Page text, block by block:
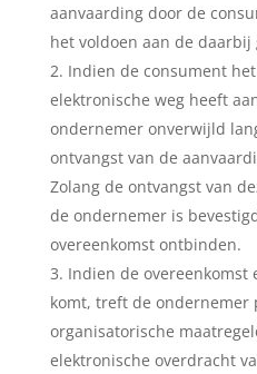
aanvaarding door de
het voldoen aan de
Indien de consument
elektronische weg heeft
ondernemer onverwijld
ontvangst van de
Zolang de ontvangst van
de ondernemer is
overeenkomst ontbinden.
Indien de overeenkomst
komt, treft de ondernemer
organisatorische
elektronische overdracht